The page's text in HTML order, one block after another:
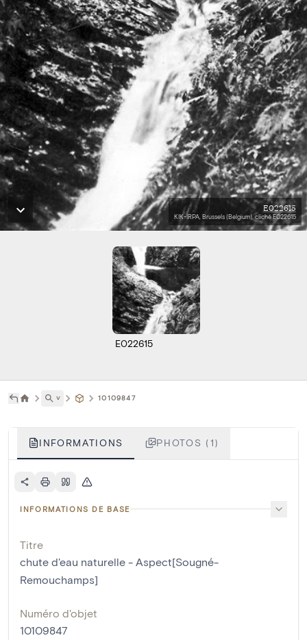
E022615
KIK-IRPA, Brussels (Belgium), cliché E022615
E022615
˅ 10109847
INFORMATIONS PHOTOS (1)
INFORMATIONS DE BASE
Titre
chute d'eau naturelle - Aspect[Sougné-
Remouchamps]
Numéro d'objet
10109847